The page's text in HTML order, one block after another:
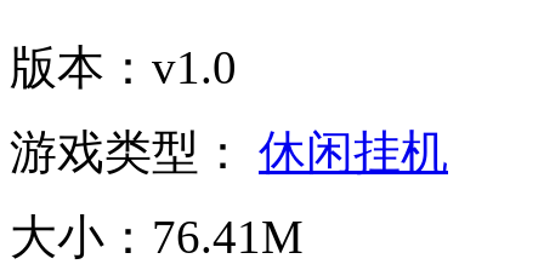
版本：v1.0
游戏类型： 休闲挂机
大小：76.41M